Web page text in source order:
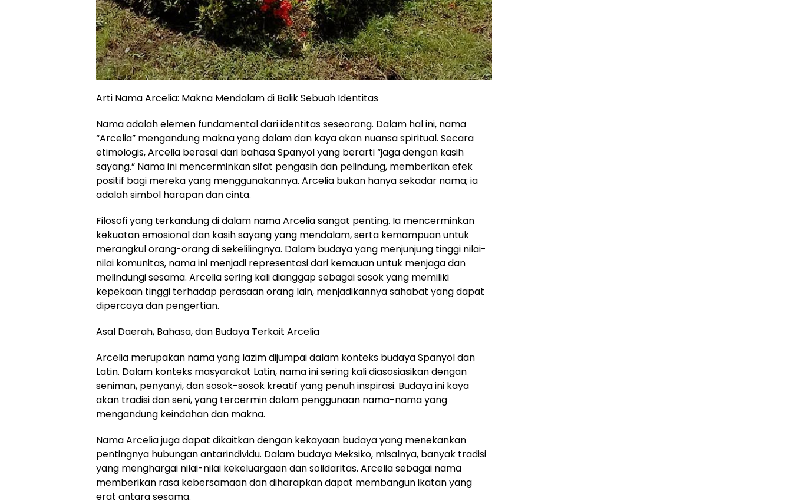
Arti Nama Arcelia: Makna Mendalam di Balik Sebuah Identitas
Nama adalah elemen fundamental dari identitas seseorang. Dalam hal ini, nama
“Arcelia” mengandung makna yang dalam dan kaya akan nuansa spiritual. Secara
etimologis, Arcelia berasal dari bahasa Spanyol yang berarti “jaga dengan kasih
sayang.” Nama ini mencerminkan sifat pengasih dan pelindung, memberikan efek
positif bagi mereka yang menggunakannya. Arcelia bukan hanya sekadar nama; ia
adalah simbol harapan dan cinta.
Filosofi yang terkandung di dalam nama Arcelia sangat penting. Ia mencerminkan
kekuatan emosional dan kasih sayang yang mendalam, serta kemampuan untuk
merangkul orang-orang di sekelilingnya. Dalam budaya yang menjunjung tinggi nilai-
nilai komunitas, nama ini menjadi representasi dari kemauan untuk menjaga dan
melindungi sesama. Arcelia sering kali dianggap sebagai sosok yang memiliki
kepekaan tinggi terhadap perasaan orang lain, menjadikannya sahabat yang dapat
dipercaya dan pengertian.
Asal Daerah, Bahasa, dan Budaya Terkait Arcelia
Arcelia merupakan nama yang lazim dijumpai dalam konteks budaya Spanyol dan
Latin. Dalam konteks masyarakat Latin, nama ini sering kali diasosiasikan dengan
seniman, penyanyi, dan sosok-sosok kreatif yang penuh inspirasi. Budaya ini kaya
akan tradisi dan seni, yang tercermin dalam penggunaan nama-nama yang
mengandung keindahan dan makna.
Nama Arcelia juga dapat dikaitkan dengan kekayaan budaya yang menekankan
pentingnya hubungan antarindividu. Dalam budaya Meksiko, misalnya, banyak tradisi
yang menghargai nilai-nilai kekeluargaan dan solidaritas. Arcelia sebagai nama
memberikan rasa kebersamaan dan diharapkan dapat membangun ikatan yang
erat antara sesama.